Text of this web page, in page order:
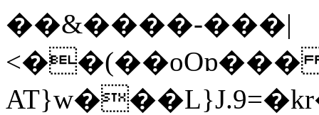
��&����-���|